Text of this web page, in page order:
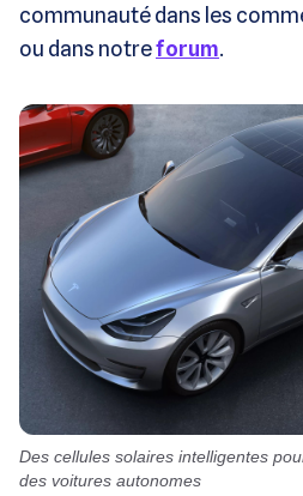
communauté dans les
ou dans notreforum.
Des cellules solaires intelligentes pourraient communiquer avec
des voitures autonomes